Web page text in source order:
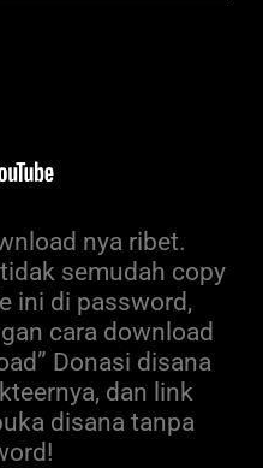
nya ribet.
semudah copy
ini di password,
cara download
Donasi disana
dan link
disana tanpa